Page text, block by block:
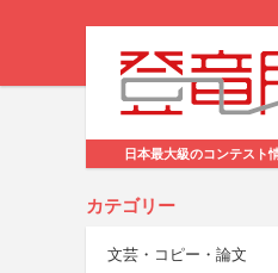
日本最大級のコンテスト
カテゴリー
文芸・コピー・論文